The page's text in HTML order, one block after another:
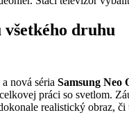
všetkého druhu
nová séria Samsung Neo
práci so svetlom.
realistický obraz,